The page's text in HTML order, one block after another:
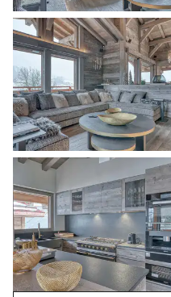
Salle de bain
Attenante
WC
Baignoire
Chambre double 1
Vue sur la nature
TV